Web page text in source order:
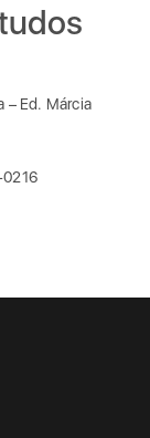
– Ed. Márcia
0216